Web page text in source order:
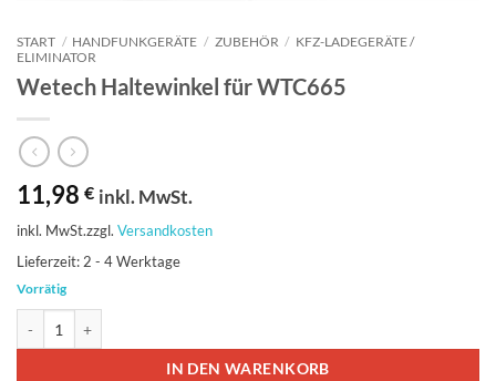
START / HANDFUNKGERÄTE / ZUBEHÖR / KFZ-LADEGERÄT​​E /
ELIMINATOR
Wetech Haltewinkel für WTC665
11,98 € inkl. MwSt.
inkl. MwSt.zzgl. Versandkosten
Lieferzeit: 2 - 4 Werktage
Vorrätig
IN DEN WARENKORB